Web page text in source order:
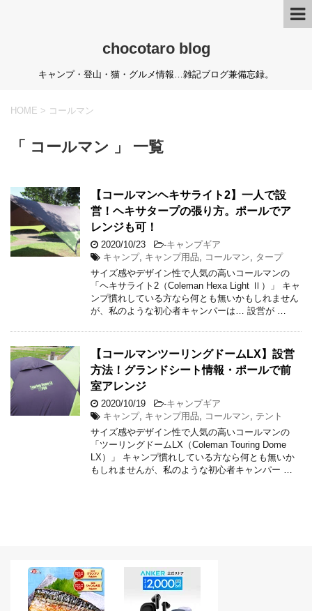
chocotaro blog
キャンプ・登山・猫・グルメ情報…雑記ブログ兼備忘録。
HOME > コールマン
「 コールマン 」 一覧
【コールマンヘキサライト2】一人で設
営！ヘキサタープの張り方。ポールでア
レンジも可！
2020/10/23 -キャンプギア
キャンプ, キャンプ用品 コールマン
タープ
サイズ感やデザイン性で人気の高いコールマンの
「ヘキサライト2（Coleman Hexa Light Ⅱ）」 キャ
ンプ慣れしている方なら何とも無いかもしれません
が、私のような初心者キャンパーは… 設営が …
【コールマンツーリングドームLX】設営
方法！グランドシート情報・ポールで前
室アレンジ
2020/10/19 -キャンプギア
キャンプ, キャンプ用品 コールマン
テント
サイズ感やデザイン性で人気の高いコールマンの
「ツーリングドームLX（Coleman Touring Dome
LX）」 キャンプ慣れしている方なら何とも無いか
もしれませんが、私のような初心者キャンパー …